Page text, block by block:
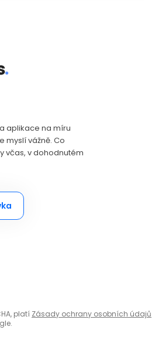
aplikace na míru
myslí vážně. Co
včas, v dohodnutém
platí Zásady ochrany osobních údajů